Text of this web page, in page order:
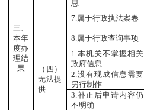
三、
本年
度办
理结
果
息
7.属于行政执法案卷
8.属于行政查询事项
（四）
无法提
供
1.本机关不掌握相关
政府信息
2.没有现成信息需要
另行制作
3.补正后申请内容仍
不明确